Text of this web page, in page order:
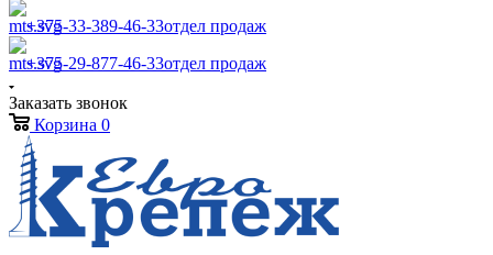
+375-33-389-46-33отдел продаж
+375-29-877-46-33отдел продаж
Заказать звонок
Корзина 0